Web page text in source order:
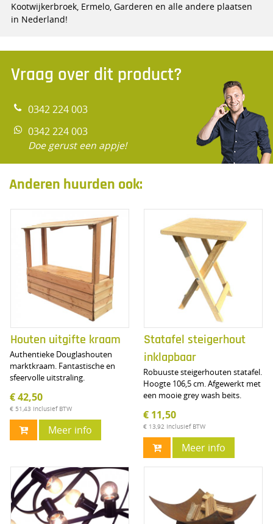
Kootwijkerbroek, Ermelo, Garderen en alle andere plaatsen
in Nederland!
Vraag over dit product?
0342 224 003
0342 224 003
Doe gerust een appje!
Anderen huurden ook:
Houten uitgifte kraam
Authentieke Douglashouten
marktkraam. Fantastische en
sfeervolle uitstraling.
€ 42,50
€ 51,43 Inclusief BTW
Meer info
Statafel steigerhout
inklapbaar
Robuuste steigerhouten statafel.
Hoogte 106,5 cm. Afgewerkt met
een mooie grey wash beits.
€ 11,50
€ 13,92 Inclusief BTW
Meer info